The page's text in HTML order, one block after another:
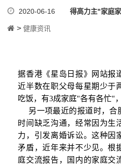
2020-06-16 得高力主"家庭
> 健康资讯
据香港《星岛日报》网站报
近半数在职父母每星期少于
吃饭，有3成家庭"各有各忙"
另一项最近的报道时，合
时间缺乏沟通，经常因为生
力，引发离婚诉讼。这种因
矛盾，近年来并不少见。根
庭交流报告，国内的家庭交